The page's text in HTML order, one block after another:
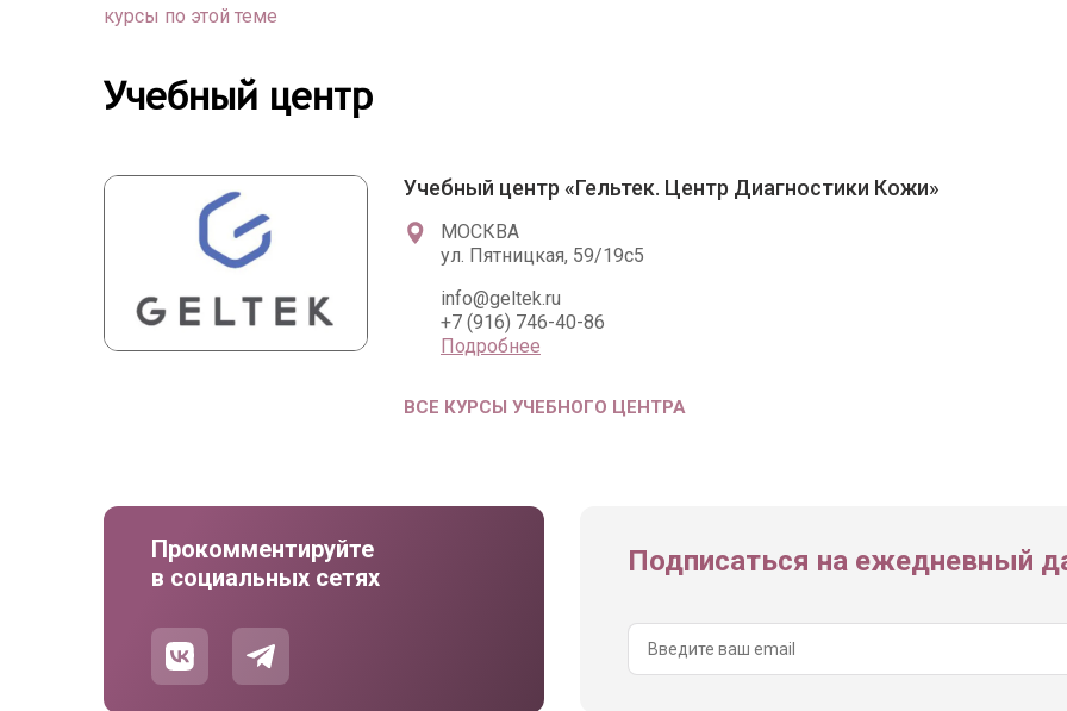
курсы по этой теме
Учебный центр
Учебный центр «Гельтек. Центр Диагностики Кожи»
МОСКВА
ул. Пятницкая, 59/19c5
info@geltek.ru
+7 (916) 746-40-86
Подробнее
ВСЕ КУРСЫ УЧЕБНОГО ЦЕНТРА
Прокомментируйте
в социальных сетях
Подписаться на ежедневный